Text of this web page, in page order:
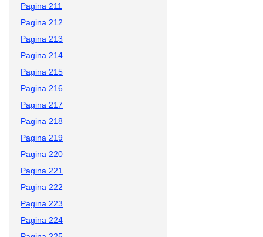
Pagina 211
Pagina 212
Pagina 213
Pagina 214
Pagina 215
Pagina 216
Pagina 217
Pagina 218
Pagina 219
Pagina 220
Pagina 221
Pagina 222
Pagina 223
Pagina 224